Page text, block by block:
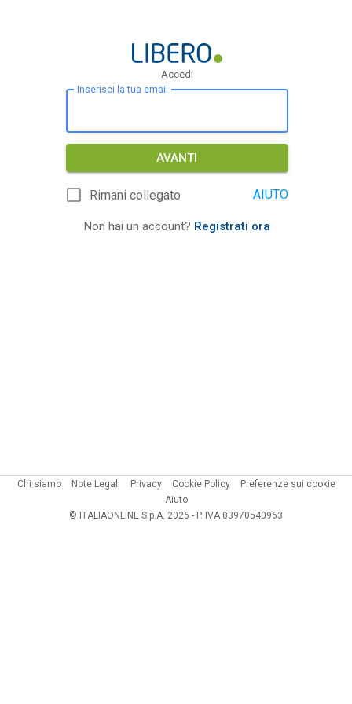
Accedi
Inserisci la tua email
AVANTI
Rimani collegato AIUTO
Non hai un account? Registrati ora
Chi siamo Note Legali Privacy Cookie Policy
Preferenze sui cookie
Aiuto
© ITALIAONLINE S.p.A. 2026 - P. IVA 03970540963